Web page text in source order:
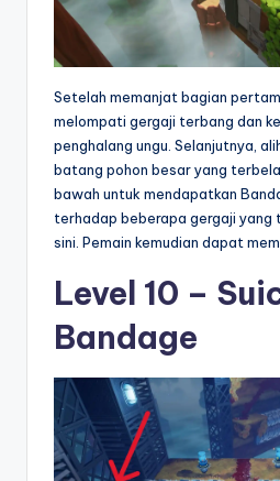
Setelah memanjat bagian
melompati gergaji terbang dan
penghalang ungu. Selanjutnya,
batang pohon besar yang
bawah untuk mendapatkan
terhadap beberapa gergaji yang
sini. Pemain kemudian dapat
Level 10 –
Bandage